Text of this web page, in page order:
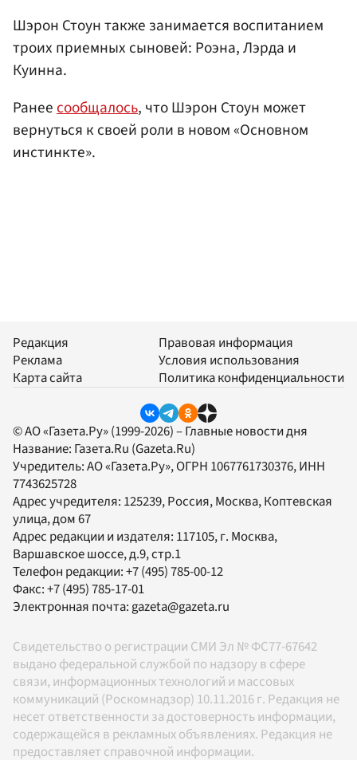
Шэрон Стоун также занимается воспитанием
троих приемных сыновей: Роэна, Лэрда и
Куинна.
Ранеесообщалось, что Шэрон Стоун может
вернуться к своей роли в новом «Основном
инстинкте».
Редакция
Реклама
Карта сайта
Правовая информация
Условия использования
Политика конфиденциальности
© АО «Газета.Ру» (1999-2026) – Главные новости дня
Название: Газета.Ru (Gazeta.Ru)
Учредитель:АО «Газета.Ру», ОГРН 1067761730376, ИНН
7743625728
Адрес учредителя: 125239, Россия, Москва, Коптевская
улица, дом 67
Адрес редакции и издателя: 117105, г. Москва,
Варшавское шоссе, д.9, стр.1
Телефон редакции:+7 (495) 785-00-12
Факс:+7 (495) 785-17-01
Электронная почта: gazeta@gazeta.ru
Свидетельство о регистрации СМИ Эл № ФС77-67642
выдано федеральной службой по надзору в сфере
связи, информационных технологий и массовых
коммуникаций (Роскомнадзор) 10.11.2016 г. Редакция не
несет ответственности за достоверность информации,
содержащейся в рекламных объявлениях. Редакция не
предоставляет справочной информации.